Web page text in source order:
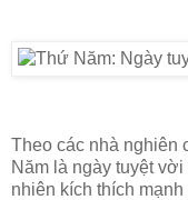
Theo các nhà nghiên
Năm là ngày tuyệt
nhiên kích thích